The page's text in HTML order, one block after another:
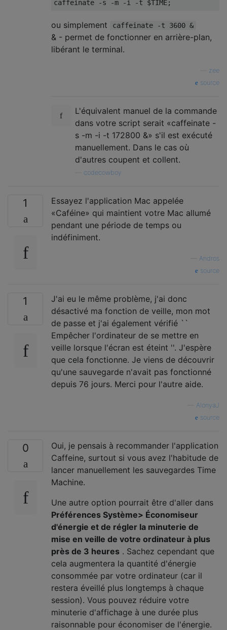
ou simplement caffeinate -t 3600 &
& - permet de fonctionner en arrière-plan,
libérant le terminal.
zee
source
L'équivalent manuel de la commande
dans votre script serait «caffeinate -
s -m -i -t 172800 &» s'il est exécuté
manuellement. Dans le cas où
d'autres coupent et collent.
codecowboy
1
Essayez l'application Mac appelée
«Caféine» qui maintient votre Mac allumé
pendant une période de temps ou
indéfiniment.
Andros
source
1
J'ai eu le même problème, j'ai donc
désactivé ma fonction de veille, mon mot
de passe et j'ai également vérifié ``
Empêcher l'ordinateur de se mettre en
veille lorsque l'écran est éteint ''. J'espère
que cela fonctionne. Je viens de découvrir
qu'une sauvegarde n'avait pas fonctionné
depuis 76 jours. Merci pour l'autre aide.
AlonyaJ
source
0
Oui, je pensais à recommander l'application
Caffeine, surtout si vous avez l'habitude de
lancer manuellement les sauvegardes Time
Machine.
Une autre option pourrait être d'aller dans
Préférences Système> Économiseur
d'énergie et de régler la minuterie de
mise en veille de votre ordinateur à plus
près de 3 heures . Sachez cependant que
cela augmentera la quantité d'énergie
consommée par votre ordinateur (car il
restera éveillé plus longtemps à chaque
session). Vous pouvez réduire votre
minuterie d'affichage à une durée plus
raisonnable pour économiser de l'énergie.